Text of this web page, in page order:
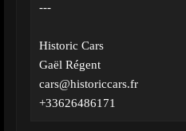
---
Historic Cars
Gaël Régent
cars@historiccars.fr
+33626486171